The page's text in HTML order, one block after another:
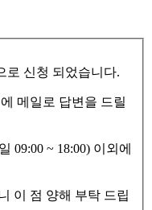
로 신청 되었습니다.
메일로 답변을 드릴
09:00 ~ 18:00) 이외에
이 점 양해 부탁 드립